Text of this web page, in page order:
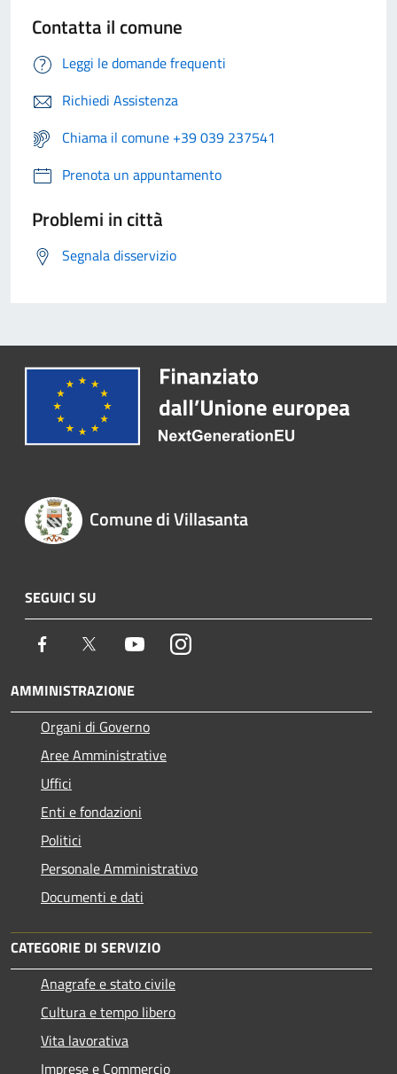
Contatta il comune
Leggi le domande frequenti
Richiedi Assistenza
Chiama il comune +39 039 237541
Prenota un appuntamento
Problemi in città
Segnala disservizio
Comune di Villasanta
SEGUICI SU
Facebook Twitter YoutubeInstagram
AMMINISTRAZIONE
Organi di Governo
Aree Amministrative
Uffici
Enti e fondazioni
Politici
Personale Amministrativo
Documenti e dati
CATEGORIE DI SERVIZIO
Anagrafe e stato civile
Cultura e tempo libero
Vita lavorativa
Imprese e Commercio